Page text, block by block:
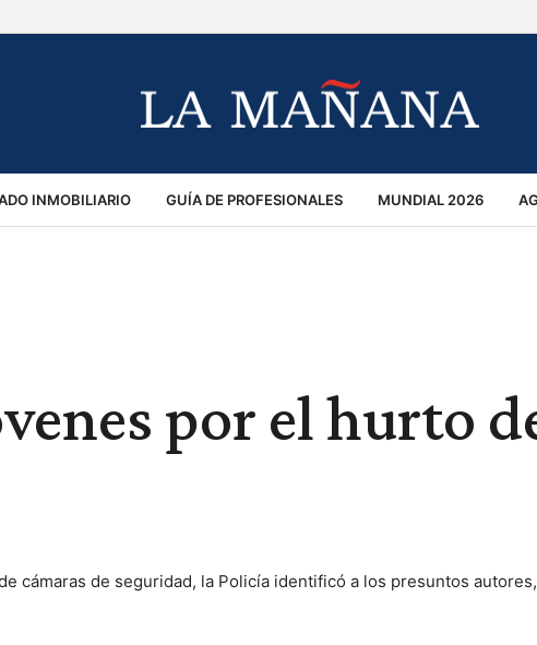
INMOBILIARIO GUÍA DE PROFESIONALES MUNDIAL 2026
por el hurto
cámaras de seguridad, la Policía identificó a los presuntos